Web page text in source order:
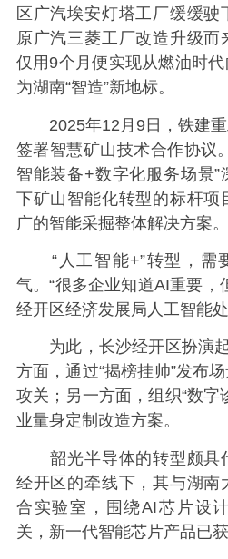
区广汽埃安灯塔工厂缓缓
原广汽三菱工厂改造升级而
仅用9个月便实现从燃油时
为湖南“智造”新地标。
2025年12月9日，铁建重
签署智慧矿山技术合作协议
智能装备+数字化服务场景
下矿山智能化转型的标杆项
广的智能采掘整体解决方案。
“人工智能+”转型，需
气。“很多企业知道AI重要，
经开区经济发展局人工智能
为此，长沙经开区扮演起
方面，通过“揭榜挂帅”发布
攻关；另一方面，组织“数字
业量身定制改造方案。
韶光半导体的转型颇具
经开区的牵线下，其与湖南
合实验室，围绕AI芯片设
关，新一代智能芯片产品已